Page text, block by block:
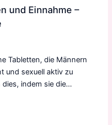
und Einnahme –
Tabletten, die Männern
und sexuell aktiv zu
dies, indem sie die…